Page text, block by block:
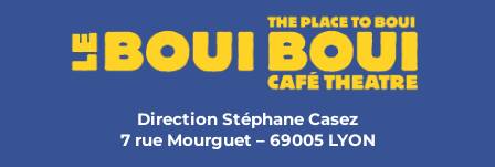
Direction Stéphane Casez
7 rue Mourguet – 69005 LYON